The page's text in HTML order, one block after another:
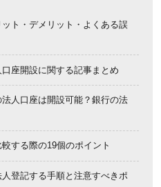
ト・デメリット・よくある誤
座開設に関する記事まとめ
人口座は開設可能？銀行の法
する際の19個のポイント
登記する手順と注意すべきポ